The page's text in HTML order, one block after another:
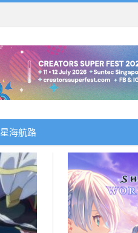
星海航路